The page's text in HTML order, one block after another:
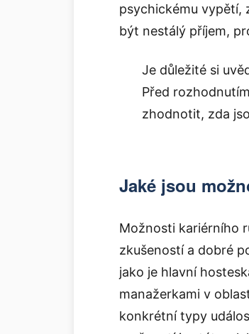
psychickému vypětí,
být nestálý příjem,
Je důležité si
Před
zhodnotit, zda
Jaké jsou
Možnosti kariérního
zkušeností a dobré
jako je hlavní
manažerkami v
konkrétní typy